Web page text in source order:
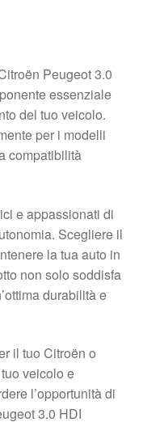
Peugeot 3.0
essenziale
del tuo veicolo.
per i modelli
compatibilità
e appassionati di
Scegliere il
la tua auto in
non solo soddisfa
durabilità e
il tuo Citroën o
veicolo e
l’opportunità di
3.0 HDI